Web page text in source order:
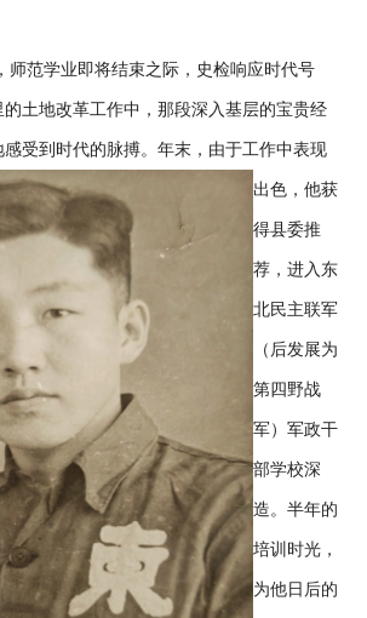
范学业即将结束之际，史检响应时代号
土地改革工作中，那段深入基层的宝贵经
受到时代的脉搏。 年末，由于工作中表现
出色，他获
得县委推
荐，进入东
北民主联军
（后发展为
第四野战
军）军政干
部学校深
造。半年的
培训时光，
为他日后的